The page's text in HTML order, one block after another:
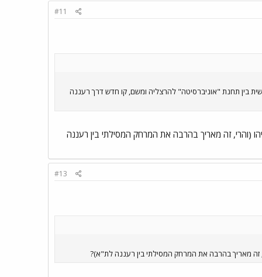
#11
בין תחנת "אוניברסיטה" להרצליה ומשם, קו חדש דרך רעננה
(והרי, זה מאריך בהרבה את המרחק המסילתי בין רעננה
#13
זה מאריך בהרבה את המרחק המסילתי בין רעננה לת"א)?